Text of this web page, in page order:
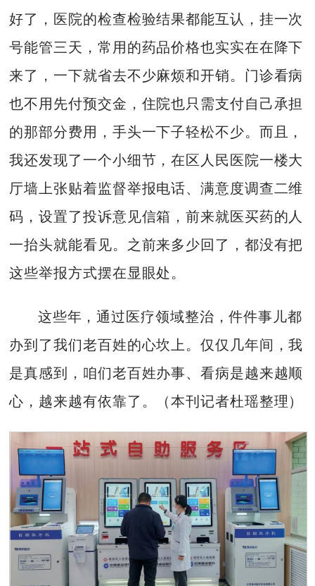
好了，医院的检查检验结果都能互认，挂一次
号能管三天，常用的药品价格也实实在在降下
来了，一下就省去不少麻烦和开销。门诊看病
也不用先付预交金，住院也只需支付自己承担
的那部分费用，手头一下子轻松不少。而且，
我还发现了一个小细节，在区人民医院一楼大
厅墙上张贴着监督举报电话、满意度调查二维
码，设置了投诉意见信箱，前来就医买药的人
一抬头就能看见。之前来多少回了，都没有把
这些举报方式摆在显眼处。
这些年，通过医疗领域整治，件件事儿都
办到了我们老百姓的心坎上。仅仅几年间，我
是真感到，咱们老百姓办事、看病是越来越顺
心，越来越有依靠了。（本刊记者杜瑶整理）